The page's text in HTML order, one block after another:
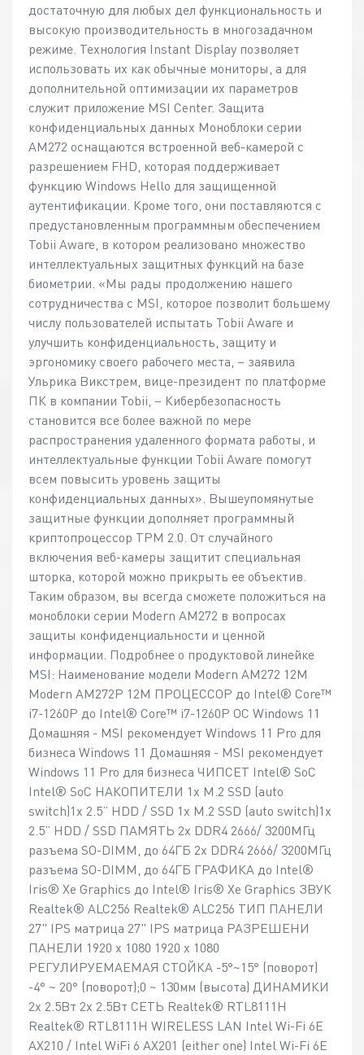
достаточную для любых дел функциональность и
высокую производительность в многозадачном
режиме. Технология Instant Display позволяет
использовать их как обычные мониторы, а для
дополнительной оптимизации их параметров
служит приложение MSI Center. Защита
конфиденциальных данных Моноблоки серии
AM272 оснащаются встроенной веб-камерой с
разрешением FHD, которая поддерживает
функцию Windows Hello для защищенной
аутентификации. Кроме того, они поставляются с
предустановленным программным обеспечением
Tobii Aware, в котором реализовано множество
интеллектуальных защитных функций на базе
биометрии. «Мы рады продолжению нашего
сотрудничества с MSI, которое позволит большему
числу пользователей испытать Tobii Aware и
улучшить конфиденциальность, защиту и
эргономику своего рабочего места, – заявила
Ульрика Викстрем, вице-президент по платформе
ПК в компании Tobii, – Кибербезопасность
становится все более важной по мере
распространения удаленного формата работы, и
интеллектуальные функции Tobii Aware помогут
всем повысить уровень защиты
конфиденциальных данных». Вышеупомянутые
защитные функции дополняет программный
криптопроцессор TPM 2.0. От случайного
включения веб-камеры защитит специальная
шторка, которой можно прикрыть ее объектив.
Таким образом, вы всегда сможете положиться на
моноблоки серии Modern AM272 в вопросах
защиты конфиденциальности и ценной
информации. Подробнее о продуктовой линейке
MSI: Наименование модели Modern AM272 12M
Modern AM272P 12M ПРОЦЕССОР до Intel® Core™
i7-1260P до Intel® Core™ i7-1260P ОС Windows 11
Домашняя - MSI рекомендует Windows 11 Pro для
бизнеса Windows 11 Домашняя - MSI рекомендует
Windows 11 Pro для бизнеса ЧИПСЕТ Intel® SoC
Intel® SoC НАКОПИТЕЛИ 1x M.2 SSD (auto
switch)1x 2.5” HDD / SSD 1x M.2 SSD (auto switch)1x
2.5” HDD / SSD ПАМЯТЬ 2x DDR4 2666/ 3200МГц
разъема SO-DIMM, до 64ГБ 2x DDR4 2666/ 3200МГц
разъема SO-DIMM, до 64ГБ ГРАФИКА до Intel®
Iris® Xe Graphics до Intel® Iris® Xe Graphics ЗВУК
Realtek® ALC256 Realtek® ALC256 ТИП ПАНЕЛИ
27" IPS матрица 27" IPS матрица РАЗРЕШЕНИ
ПАНЕЛИ 1920 x 1080 1920 x 1080
РЕГУЛИРУЕМАЕМАЯ СТОЙКА -5°~15° (поворот)
-4° ~ 20° (поворот);0 ~ 130мм (высота) ДИНАМИКИ
2x 2.5Вт 2x 2.5Вт СЕТЬ Realtek® RTL8111H
Realtek® RTL8111H WIRELESS LAN Intel Wi-Fi 6E
AX210 / Intel WiFi 6 AX201 (either one) Intel Wi-Fi 6E